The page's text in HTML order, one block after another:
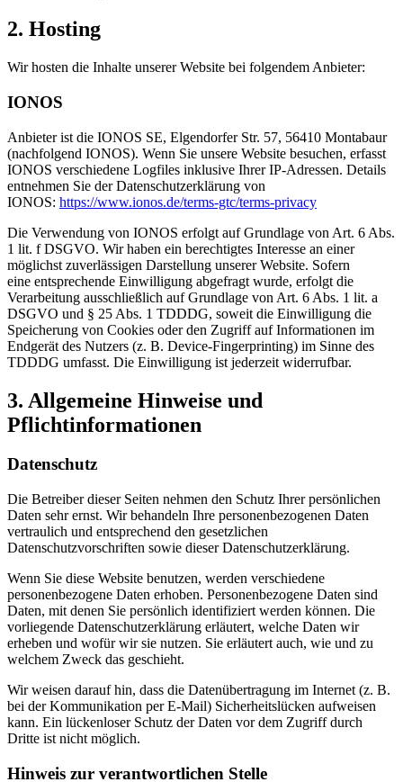
2. Hosting
Wir hosten die Inhalte unserer Website bei folgendem Anbieter:
IONOS
Anbieter ist die IONOS SE, Elgendorfer Str. 57, 56410 Montabaur
(nachfolgend IONOS). Wenn Sie unsere Website besuchen, erfasst
IONOS verschiedene Logfiles inklusive Ihrer IP-Adressen. Details
entnehmen Sie der Datenschutzerklärung von
IONOS: https://www.ionos.de/terms-gtc/terms-privacy
Die Verwendung von IONOS erfolgt auf Grundlage von Art. 6 Abs.
1 lit. f DSGVO. Wir haben ein berechtigtes Interesse an einer
möglichst zuverlässigen Darstellung unserer Website. Sofern
eine entsprechende Einwilligung abgefragt wurde, erfolgt die
Verarbeitung ausschließlich auf Grundlage von Art. 6 Abs. 1 lit. a
DSGVO und § 25 Abs. 1 TDDDG, soweit die Einwilligung die
Speicherung von Cookies oder den Zugriff auf Informationen im
Endgerät des Nutzers (z. B. Device-Fingerprinting) im Sinne des
TDDDG umfasst. Die Einwilligung ist jederzeit widerrufbar.
3. Allgemeine Hinweise und
Pflichtinformationen
Datenschutz
Die Betreiber dieser Seiten nehmen den Schutz Ihrer persönlichen
Daten sehr ernst. Wir behandeln Ihre personenbezogenen Daten
vertraulich und entsprechend den gesetzlichen
Datenschutzvorschriften sowie dieser Datenschutzerklärung.
Wenn Sie diese Website benutzen, werden verschiedene
personenbezogene Daten erhoben. Personenbezogene Daten sind
Daten, mit denen Sie persönlich identifiziert werden können. Die
vorliegende Datenschutzerklärung erläutert, welche Daten wir
erheben und wofür wir sie nutzen. Sie erläutert auch, wie und zu
welchem Zweck das geschieht.
Wir weisen darauf hin, dass die Datenübertragung im Internet (z. B.
bei der Kommunikation per E-Mail) Sicherheitslücken aufweisen
kann. Ein lückenloser Schutz der Daten vor dem Zugriff durch
Dritte ist nicht möglich.
Hinweis zur verantwortlichen Stelle